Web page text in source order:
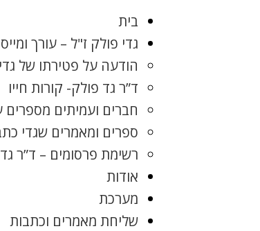
בית
גדי פולק ז"ל – עורך
הודעה על פטירתו של
ד”ר גד פולק- קורות חייו
חברים ועמיתים מספרים
ספרים ומאמרים שגדי
רשימת פרסומים – ד”ר
אודות
מערכת
שליחת מאמרים וכתבות